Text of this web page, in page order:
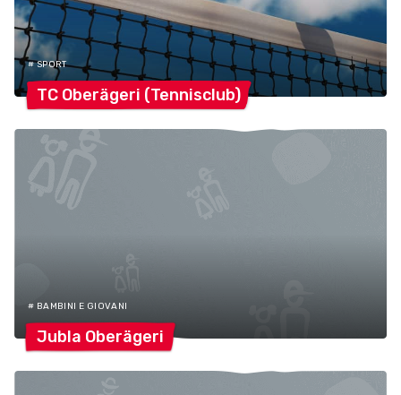
# SPORT
TC Oberägeri (Tennisclub)
# BAMBINI E GIOVANI
Jubla Oberägeri